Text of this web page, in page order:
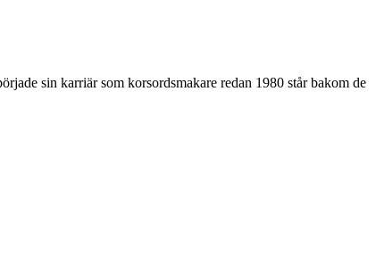
sin karriär som korsordsmakare redan 1980 står bakom de